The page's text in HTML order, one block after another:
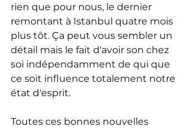
rien que pour nous, le dernier
remontant à Istanbul quatre mois
plus tôt. Ça peut vous sembler un
détail mais le fait d'avoir son chez
soi indépendamment de qui que
ce soit influence totalement notre
état d'esprit.
Toutes ces bonnes nouvelles